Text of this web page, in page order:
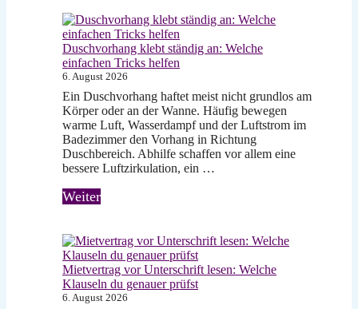
Duschvorhang klebt ständig an: Welche
einfachen Tricks helfen
6. August 2026
Ein Duschvorhang haftet meist nicht grundlos am
Körper oder an der Wanne. Häufig bewegen
warme Luft, Wasserdampf und der Luftstrom im
Badezimmer den Vorhang in Richtung
Duschbereich. Abhilfe schaffen vor allem eine
bessere Luftzirkulation, ein …
Weiter
Mietvertrag vor Unterschrift lesen: Welche
Klauseln du genauer prüfst
6. August 2026